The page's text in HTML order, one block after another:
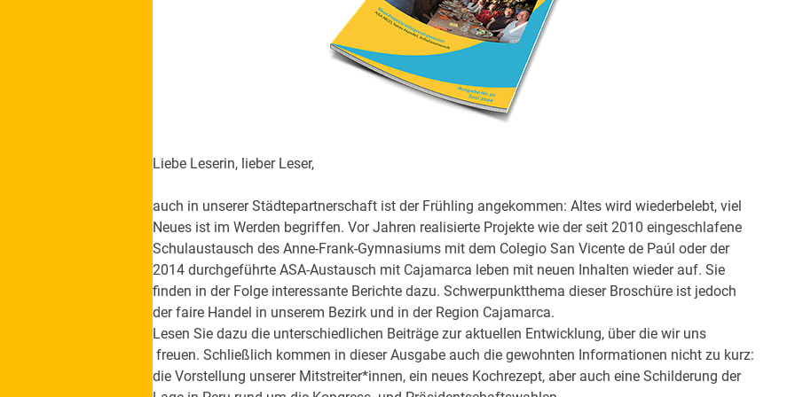
Liebe Leserin, lieber Leser,
auch in unserer Städtepartnerschaft ist der Frühling angekommen: Altes wird wiederbelebt, viel
Neues ist im Werden begriffen. Vor Jahren realisierte Projekte wie der seit 2010 eingeschlafene
Schulaustausch des Anne-Frank-Gymnasiums mit dem Colegio San Vicente de Paúl oder der
2014 durchgeführte ASA-Austausch mit Cajamarca leben mit neuen Inhalten wieder auf. Sie
finden in der Folge interessante Berichte dazu. Schwerpunktthema dieser Broschüre ist jedoch
der faire Handel in unserem Bezirk und in der Region Cajamarca.
Lesen Sie dazu die unterschiedlichen Beiträge zur aktuellen Entwicklung, überdie wir uns
freuen. Schließlich kommen in dieser Ausgabe auch die gewohnten Informationen nicht zu kurz:
die Vorstellung unserer Mitstreiter*innen, ein neues Kochrezept, aber auch eine Schilderung der